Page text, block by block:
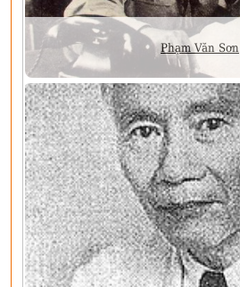
Phạm Văn Sơn